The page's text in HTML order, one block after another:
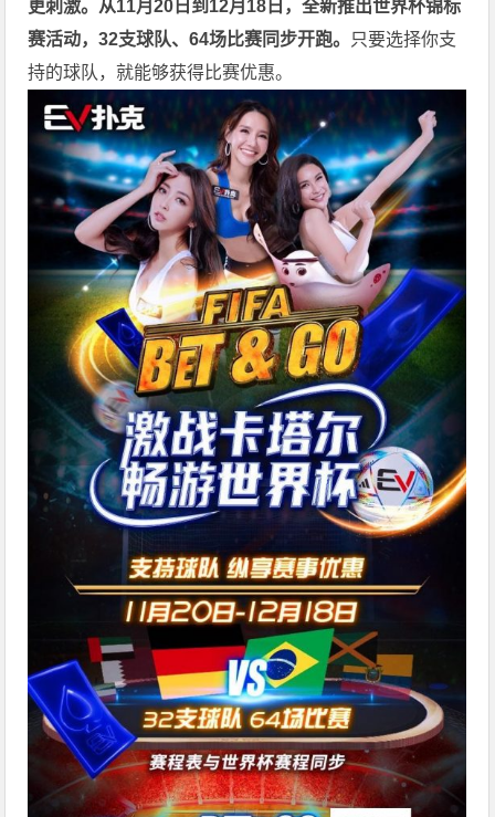
更刺激。 从11月20日到12月18日，全新推出世界杯锦标
赛活动，32支球队、64场比赛同步开跑。 只要选择你支
持的球队，就能够获得比赛优惠。